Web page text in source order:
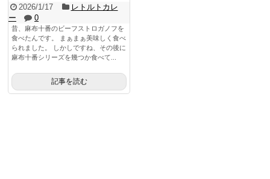
2026/1/17
レトルトカレ
ー
0
昔、麻布十番のビーフストロガノフを
食べたんです。 まぁまぁ美味しく食べ
られました。 しかしですね、その後に
麻布十番シリーズを幾つか食べて...
記事を読む